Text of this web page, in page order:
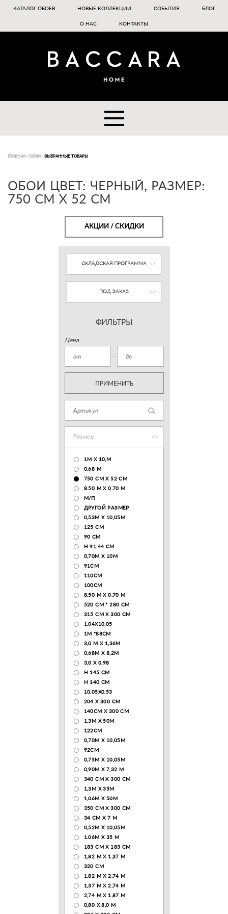
КАТАЛОГ ОБОЕВ НОВЫЕ КОЛЛЕКЦИИ СОБЫТИЯ БЛОГ
О НАС КОНТАКТЫ
ГЛАВНАЯ - ОБОИ - ВЫБРАННЫЕ ТОВАРЫ
ОБОИ ЦВЕТ: ЧЕРНЫЙ, РАЗМЕР:
750 CM X 52 CM
АКЦИИ / СКИДКИ
СКЛАДСКАЯ ПРОГРАММА
ПОД ЗАКАЗ
ФИЛЬТРЫ
Цена
ПРИМЕНИТЬ
Размер
1М Х 10,М
0.68 M
750 CM X 52 CM
8.50 М X 0.70 М
М/П
ДРУГОЙ РАЗМЕР
0,53М Х 10,05М
125 CM
90 СМ
H 91.44 CM
0,70М Х 10М
91СМ
110CM
100CM
8.50 M X 0.70 M
520 СМ * 280 СМ
315 CM X 300 CM
1,04X10,05
1М *88СМ
3,0 М Х 1,36М
0,68М Х 8,2М
3,0 Х 0,98
H 145 CM
H 140 CM
10,05Х0,53
204 Х 300 СМ
140CM X 300 CM
1,3М Х 50М
122СМ
0,70М Х 10,05М
92CM
0,75М Х 10,05М
0,90М Х 7,32 М
340 CM X 300 CM
1,3M X 35M
1,06M X 50M
350 CM X 300 CM
34 CM X 7 M
0,52М Х 10,05М
1.06M X 35 M
183 СМ Х 183 СМ
1,82 М Х 1,37 М
320 CM
1.82 М Х 2,74 М
1,37 М Х 2,74 М
2,74 М Х 1,87 М
0,80 Х 8,0 М